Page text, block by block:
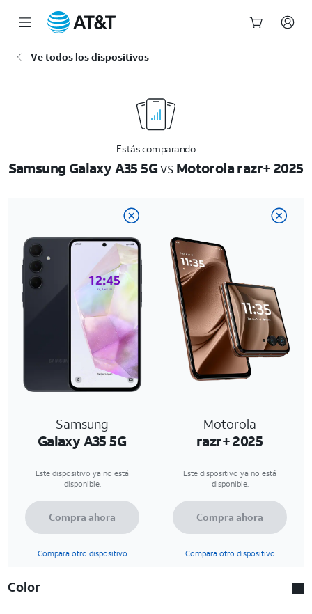
Ve todos los dispositivos
Estás comparando
Samsung Galaxy A35 5GvsMotorola razr+ 2025
Samsung
Galaxy A35 5G
Motorola
razr+ 2025
Este dispositivo ya no está
disponible.
Este dispositivo ya no está
disponible.
Compra ahora
Compara otro dispositivo
Compra ahora
Compara otro dispositivo
Color